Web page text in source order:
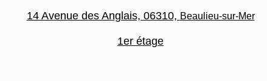
14 Avenue des Anglais, 06310, Beaulieu-sur-Mer
1er étage